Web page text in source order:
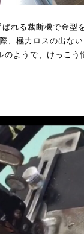
ばれる裁断機で金型
、極力ロスの出ない
ようで、けっこう